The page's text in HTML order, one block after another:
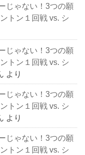
じゃない！3つの願
トン１回戦 vs. シ
じゃない！3つの願
トン１回戦 vs. シ
より
じゃない！3つの願
トン１回戦 vs. シ
より
じゃない！3つの願
トン１回戦 vs. シ